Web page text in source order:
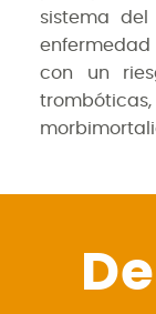
sistema
con un